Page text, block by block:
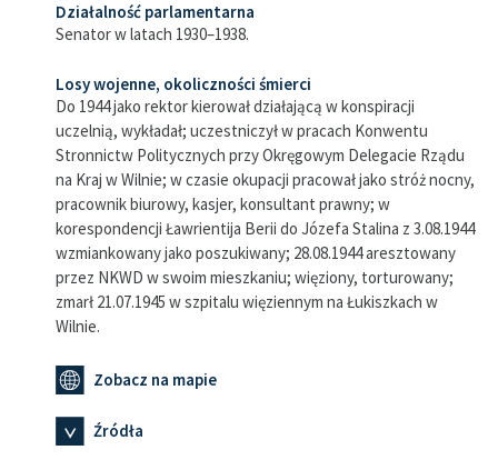
Działalność parlamentarna
Senator w latach 1930–1938.
Losy wojenne, okoliczności śmierci
Do 1944 jako rektor kierował działającą w konspiracji
uczelnią, wykładał; uczestniczył w pracach Konwentu
Stronnictw Politycznych przy Okręgowym Delegacie Rządu
na Kraj w Wilnie; w czasie okupacji pracował jako stróż nocny,
pracownik biurowy, kasjer, konsultant prawny; w
korespondencji Ławrientija Berii do Józefa Stalina z 3.08.1944
wzmiankowany jako poszukiwany; 28.08.1944 aresztowany
przez NKWD w swoim mieszkaniu; więziony, torturowany;
zmarł 21.07.1945 w szpitalu więziennym na Łukiszkach w
Wilnie.
Zobacz na mapie
Źródła